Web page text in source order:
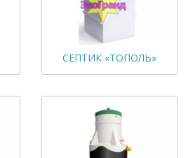
СЕПТИК «ТОПОЛЬ»